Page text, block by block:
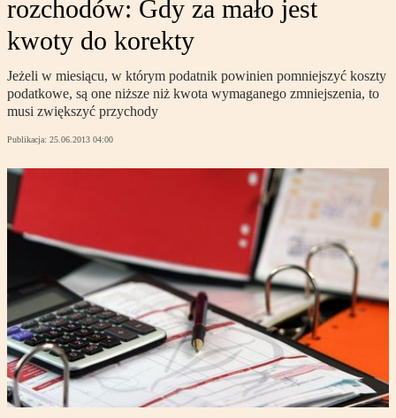
rozchodów: Gdy za mało jest
kwoty do korekty
Jeżeli w miesiącu, w którym podatnik powinien pomniejszyć koszty
podatkowe, są one niższe niż kwota wymaganego zmniejszenia, to
musi zwiększyć przychody
Publikacja: 25.06.2013 04:00